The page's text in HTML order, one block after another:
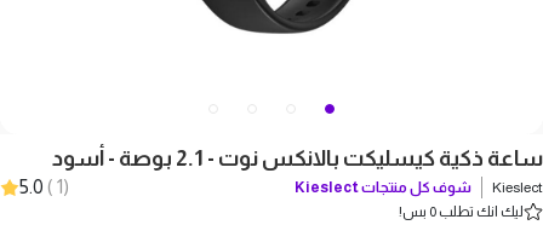
ساعة ذكية كيسليكت بالانكس نوت - 2.1 بوصة - أسود
Kieslect شوف كل منتجاتKieslect
(
1
)
5.0
ليك انك تطلب 0 بس!